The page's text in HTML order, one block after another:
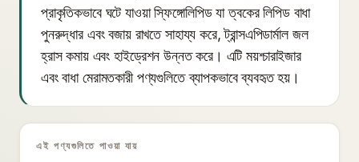
প্রাকৃতিকভাবে ঘটে যাওয়া স্ফিঙ্গোলিপিড যা ত্বকের লিপিড বাধা
পুনরুদ্ধার এবং বজায় রাখতে সাহায্য করে, ট্রান্সএপিডার্মাল জল
হ্রাস কমায় এবং হাইড্রেশন উন্নত করে। এটি ময়শ্চারাইজার
এবং বাধা মেরামতকারী পণ্যগুলিতে ব্যাপকভাবে ব্যবহৃত হয়।
এই পণ্যগুলিতে পাওয়া যায়